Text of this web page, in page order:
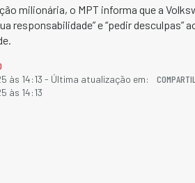
milionária, o MPT informa que a
responsabilidade” e “pedir desculpas”
às 14:13 - Última atualização em:
às 14:13